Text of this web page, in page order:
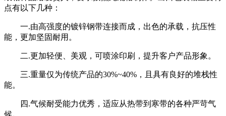
点有以下几种：
一.由高强度的镀锌钢带连接而成，出色的承载，抗压性
能，更加坚固耐用。
二.更加轻便、美观，可喷涂印刷，提升客户产品形象。
三.重量仅为传统产品的30%~40%，且具有良好的堆栈性
能。
四.气候耐受能力优秀，适应从热带到寒带的各种严苛气